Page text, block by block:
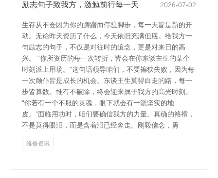
励志句子致我方，激勉前行每一天 2026-07-02
生存从不会因为你的踌躇而停驻脚步，每一天皆是新的开
动。无论昨天资历了什么，今天依旧充满但愿。给我方一
句励志的句子，不仅是对往时的追念，更是对来日的高
兴。 “你所资历的每一次转折，皆会在你东谈主生的某个
时刻派上用场。”这句话领导咱们，不要褊狭失败，因为每
一次颠仆皆是成长的机会。东谈主生莫得白走的路，每一
步皆算数。惟有不破除，终会迎来属于我方的高光时刻。
“你若有一个不服的灵魂，眼下就会有一派坚实的地
皮。”面临用功时，咱们要确信我方的力量。真确的袼褙，
不是莫得眼泪，而是含着泪已经奔走。刚毅信念，勇
维修资讯